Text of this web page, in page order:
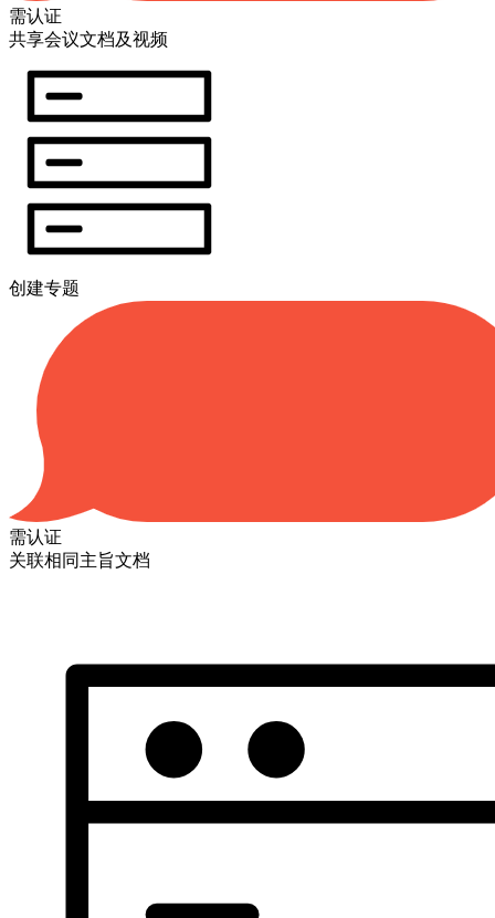
需认证
共享会议文档及视频
创建专题
需认证
关联相同主旨文档